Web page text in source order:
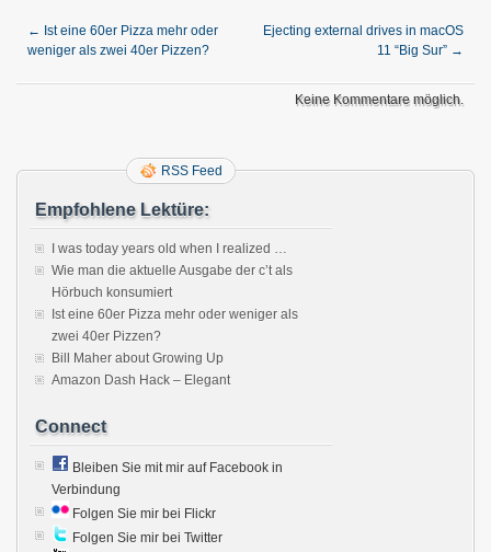
← Ist eine 60er Pizza mehr oder
weniger als zwei 40er Pizzen?
Ejecting external drives in macOS
11 “Big Sur” →
Keine Kommentare möglich.
RSS Feed
Empfohlene Lektüre:
I was today years old when I realized …
Wie man die aktuelle Ausgabe der c’t als
Hörbuch konsumiert
Ist eine 60er Pizza mehr oder weniger als
zwei 40er Pizzen?
Bill Maher about Growing Up
Amazon Dash Hack – Elegant
Connect
Bleiben Sie mit mir auf Facebook in
Verbindung
Folgen Sie mir bei Flickr
Folgen Sie mir bei Twitter